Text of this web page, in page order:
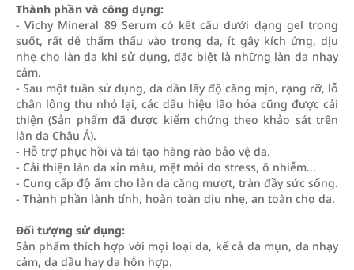
Thành phần và công dụng:
- Vichy Mineral 89 Serum có kết cấu dưới dạng gel trong
suốt, rất dễ thẩm thấu vào trong da, ít gây kích ứng, dịu
nhẹ cho làn da khi sử dụng, đặc biệt là những làn da nhạy
cảm.
- Sau một tuần sử dụng, da dần lấy độ căng mịn, rạng rỡ, lỗ
chân lông thu nhỏ lại, các dấu hiệu lão hóa cũng được cải
thiện (Sản phẩm đã được kiểm chứng theo khảo sát trên
làn da Châu Á).
- Hỗ trợ phục hồi và tái tạo hàng rào bảo vệ da.
- Cải thiện làn da xỉn màu, mệt mỏi do stress, ô nhiễm...
- Cung cấp độ ẩm cho làn da căng mượt, tràn đầy sức sống.
- Thành phần lành tính, hoàn toàn dịu nhẹ, an toàn cho da.
Đối tượng sử dụng:
Sản phẩm thích hợp với mọi loại da, kể cả da mụn, da nhạy
cảm, da dầu hay da hỗn hợp.